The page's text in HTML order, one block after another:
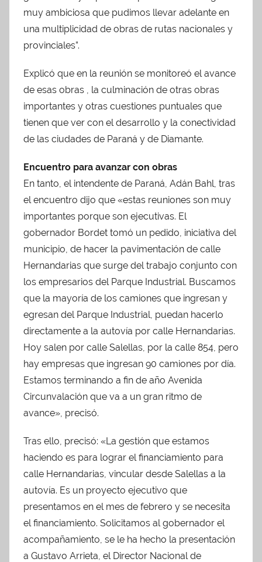
muy ambiciosa que pudimos llevar adelante en
una multiplicidad de obras de rutas nacionales y
provinciales”.
Explicó que en la reunión se monitoreó el avance
de esas obras , la culminación de otras obras
importantes y otras cuestiones puntuales que
tienen que ver con el desarrollo y la conectividad
de las ciudades de Paraná y de Diamante.
Encuentro para avanzar con obras
En tanto, el intendente de Paraná, Adán Bahl, tras
el encuentro dijo que «estas reuniones son muy
importantes porque son ejecutivas. El
gobernador Bordet tomó un pedido, iniciativa del
municipio, de hacer la pavimentación de calle
Hernandarias que surge del trabajo conjunto con
los empresarios del Parque Industrial. Buscamos
que la mayoría de los camiones que ingresan y
egresan del Parque Industrial, puedan hacerlo
directamente a la autovía por calle Hernandarias.
Hoy salen por calle Salellas, por la calle 854, pero
hay empresas que ingresan 90 camiones por día.
Estamos terminando a fin de año Avenida
Circunvalación que va a un gran ritmo de
avance», precisó.
Tras ello, precisó: «La gestión que estamos
haciendo es para lograr el financiamiento para
calle Hernandarias, vincular desde Salellas a la
autovía. Es un proyecto ejecutivo que
presentamos en el mes de febrero y se necesita
el financiamiento. Solicitamos al gobernador el
acompañamiento, se le ha hecho la presentación
a Gustavo Arrieta, el Director Nacional de